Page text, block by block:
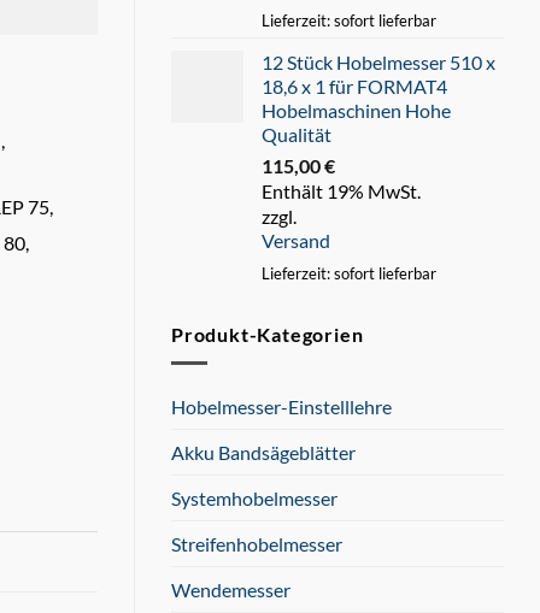
Lieferzeit: sofort lieferbar
12 Stück Hobelmesser 510 x
18,6 x 1 für FORMAT4
Hobelmaschinen Hohe
Qualität
115,00€
Enthält 19% MwSt.
zzgl.
Versand
Lieferzeit: sofort lieferbar
Produkt-Kategorien
Hobelmesser-Einstelllehre
Akku Bandsägeblätter
Systemhobelmesser
Streifenhobelmesser
Wendemesser
75,